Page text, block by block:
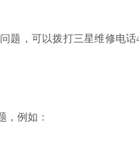
题，可以拨打三星维修电话
，例如：